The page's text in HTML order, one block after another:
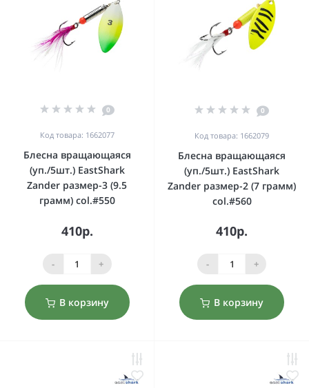
0
Код товара: 1662077
Блесна вращающаяся
(уп./5шт.) EastShark
Zander размер-3 (9.5
грамм) col.#550
410р.
- +
В корзину
0
Код товара: 1662079
Блесна вращающаяся
(уп./5шт.) EastShark
Zander размер-2 (7 грамм)
col.#560
410р.
- +
В корзину